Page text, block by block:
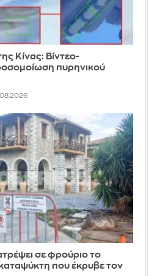
Κίνας: Βίντεο-
πυρηνικού
σε φρούριο το
που έκρυβε τον